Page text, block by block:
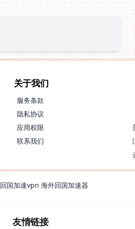
关于我们
服务条款
隐私协议
应用权限
联系我们
回国加速vpn 海外回国加速器
友情链接